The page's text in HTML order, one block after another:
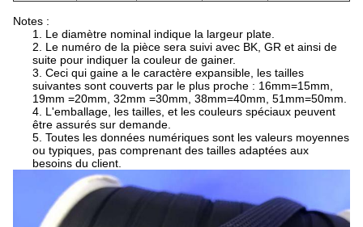
Notes :
1. Le diamètre nominal indique la largeur plate.
2. Le numéro de la pièce sera suivi avec BK, GR et ainsi de
suite pour indiquer la couleur de gainer.
3. Ceci qui gaine a le caractère expansible, les tailles
suivantes sont couverts par le plus proche : 16mm=15mm,
19mm =20mm, 32mm =30mm, 38mm=40mm, 51mm=50mm.
4. L'emballage, les tailles, et les couleurs spéciaux peuvent
être assurés sur demande.
5. Toutes les données numériques sont les valeurs moyennes
ou typiques, pas comprenant des tailles adaptées aux
besoins du client.